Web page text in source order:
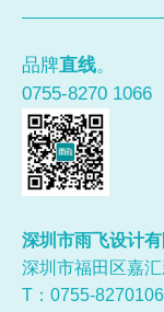
品牌直线。
0755-8270 1066
深圳市雨飞设计有
深圳市福田区嘉
T：0755-